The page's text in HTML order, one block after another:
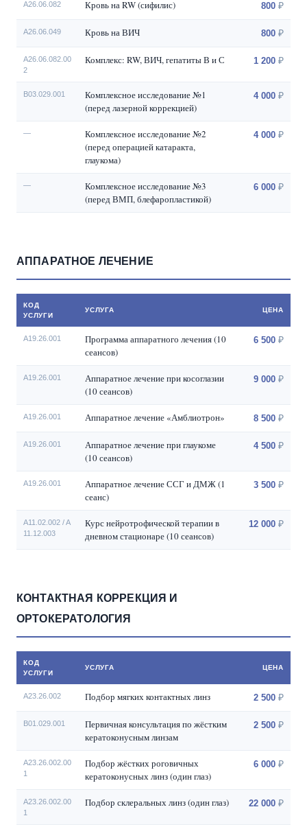
A26.06.082 Кровь на RW (сифилис) 800
A26.06.049 Кровь на ВИЧ 800
A26.06.082.00
2
Комплекс: RW, ВИЧ, гепатиты В и С 1 200
B03.029.001
Комплексное исследование №1
(перед лазерной коррекцией)
4 000
—
Комплексное исследование №2
(перед операцией катаракта,
глаукома)
4 000
—
Комплексное исследование №3
(перед ВМП, блефаропластикой)
6 000
АППАРАТНОЕ ЛЕЧЕНИЕ
КОД
УСЛУГИ
УСЛУГА ЦЕНА
A19.26.001
Программа аппаратного лечения (10
сеансов)
6 500
A19.26.001
Аппаратное лечение при косоглазии
(10 сеансов)
9 000
A19.26.001 Аппаратное лечение «Амблиотрон» 8 500
A19.26.001
Аппаратное лечение при глаукоме
(10 сеансов)
4 500
A19.26.001
Аппаратное лечение ССГ и ДМЖ (1
сеанс)
3 500
A11.02.002 / A
11.12.003
Курс нейротрофической терапии в
дневном стационаре (10 сеансов)
12 000
КОНТАКТНАЯ КОРРЕКЦИЯ И
ОРТОКЕРАТОЛОГИЯ
КОД
УСЛУГИ
УСЛУГА ЦЕНА
А23.26.002 Подбор мягких контактных линз 2 500
B01.029.001
Первичная консультация по жёстким
кератоконусным линзам
2 500
A23.26.002.00
1
Подбор жёстких роговичных
кератоконусных линз (один глаз)
6 000
А23.26.002.00
1
Подбор склеральных линз (один глаз) 22 000